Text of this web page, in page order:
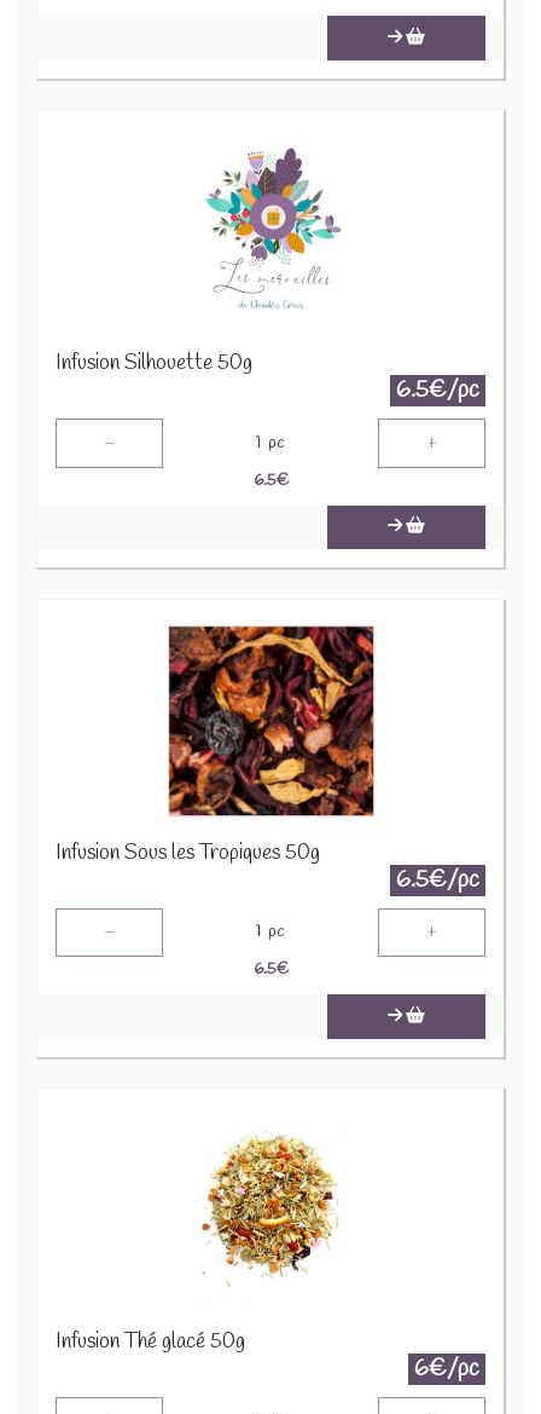
Infusion Silhouette 50g
6.5€/pc
- 1 pc +
6.5€
Infusion Sous les Tropiques 50g
6.5€/pc
- 1 pc +
6.5€
Infusion Thé glacé 50g
6€/pc